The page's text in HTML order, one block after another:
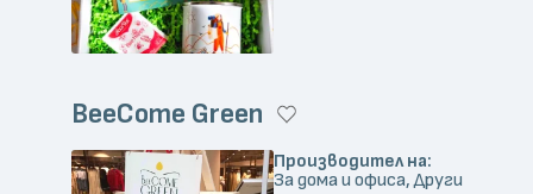
BeeCome Green
Производител на:
За дома и офиса, Други